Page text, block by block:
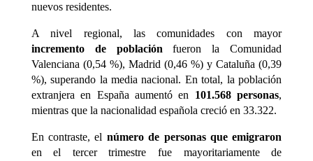
nuevos residentes.
A nivel regional, las comunidades con mayor
incremento de poblaciónfueron la Comunidad
Valenciana (0,54 %), Madrid (0,46 %) y Cataluña (0,39
%), superando la media nacional. En total, la población
extranjera en España aumentó en 101.568 personas,
mientras que la nacionalidad española creció en 33.322.
En contraste, el número de personas que emigraron
en el tercer trimestre fue mayoritariamente de